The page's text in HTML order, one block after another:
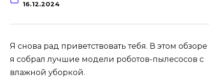
16.12.2024
Я снова рад приветствовать тебя. В этом обзоре
я собрал лучшие модели роботов-пылесосов с
влажной уборкой.